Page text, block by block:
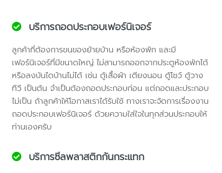
บริการถอดประกอบเฟอร์นิเจอร์
ลูกค้าที่ต้องการขนของย้ายบ้าน หรือห้องพัก และมี
เฟอร์นิเจอร์ที่มีขนาดใหญ่ ไม่สามารถออกจากประตูห้องพักได้
หรือลงบันไดบ้านไม่ได้ เช่น ตู้เสื้อผ้า เตียงนอน ตู้โชว์ ตู้วาง
ทีวี เป็นต้น จำเป็นต้องถอดประกอบก่อน แต่ถอดและประกอบ
ไม่เป็น ถ้าลูกค้าให้โอกาสเราได้รับใช้ ทางเราจะจัดการเรื่องงาน
ถอดประกอบเฟอร์นิเจอร์ ด้วยความใส่ใจในทุกส่วนประกอบให้
ท่านเองครับ
บริการซีลพลาสติกกันกระแทก